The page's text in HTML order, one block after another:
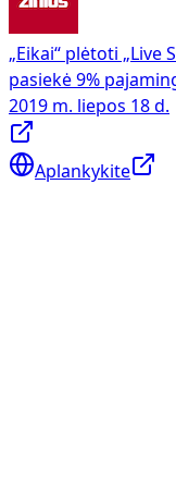
„Eikai“ plėtoti „Live
pasiekė 9%
2019 m. liepos 18 d.
Aplankykite